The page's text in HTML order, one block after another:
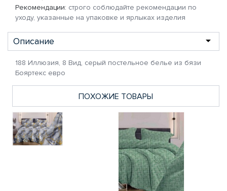
Рекомендации: строго соблюдайте рекомендации по
уходу, указанные на упаковке и ярлыках изделия
Описание
188 Иллюзия, 8 Вид, серый постельное белье из бязи
Бояртекс евро
ПОХОЖИЕ ТОВАРЫ